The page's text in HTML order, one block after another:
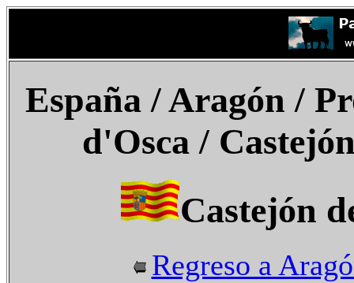
España/ Aragón /
d'Osca /
Castejón
Regreso a